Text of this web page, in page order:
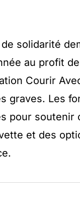
de solidarité
au profit
Courir
graves. Les
pour soutenir
et des